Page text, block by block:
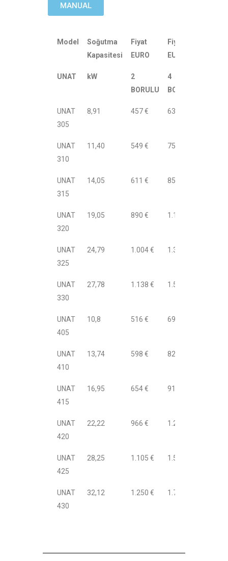
MANUAL
Model
Soğutma
Kapasitesi
Fiyat
EURO
Fiyat
EURO
UNAT kW
2
BORULU
4
BORULU
UNAT
305
8,91 457 € 6340 €
UNAT
310
11,40 549 € 752 €
UNAT
315
14,05 611 € 856 €
UNAT
320
19,05 890 € 1.178 €
UNAT
325
24,79 1.004 € 1.375 €
UNAT
330
27,78 1.138 € 1.547 €
UNAT
405
10,8 516 € 695 €
UNAT
410
13,74 598 € 822 €
UNAT
415
16,95 654 € 916 €
UNAT
420
22,22 966 € 1.294 €
UNAT
425
28,25 1.105 € 1.529 €
UNAT
430
32,12 1.250 € 1.718 €